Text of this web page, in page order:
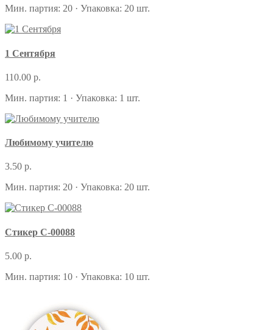
Мин. партия: 20 · Упаковка: 20 шт.
1 Сентября
110.00 р.
Мин. партия: 1 · Упаковка: 1 шт.
Любимому учителю
3.50 р.
Мин. партия: 20 · Упаковка: 20 шт.
Стикер С-00088
5.00 р.
Мин. партия: 10 · Упаковка: 10 шт.